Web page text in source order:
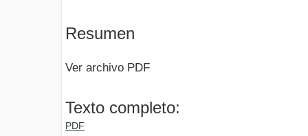
Resumen
Ver archivo PDF
Texto completo:
PDF